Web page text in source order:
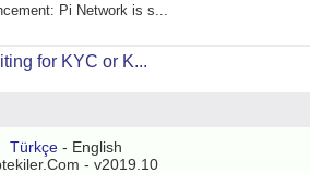
Pi Network is s...
for KYC or K...
Türkçe- English
- v2019.10